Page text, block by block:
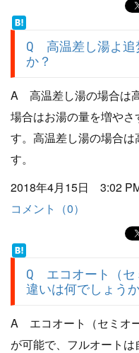
Q 高温差し湯よ追
か？
A 高温差し湯の場合は
場合はお湯の量を増や
す。高温差し湯の場合
す。
2018年4月15日 3:02
コメント（0）
Q エコオート（セ
違いは何でしょう
A エコオート（セミオ
が可能で、フルオートは